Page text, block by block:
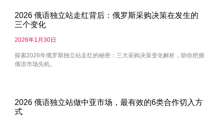
2026 俄语独立站走红背后：俄罗斯采购决策在发生的
三个变化
2026年1月30日
探索2026年俄罗斯独立站走红的秘密：三大采购决策变化解析，助你把握
俄语市场先机。
2026 俄语独立站做中亚市场，最有效的6类合作切入方
式